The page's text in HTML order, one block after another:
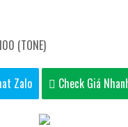
(TONE)
Zalo Check Giá